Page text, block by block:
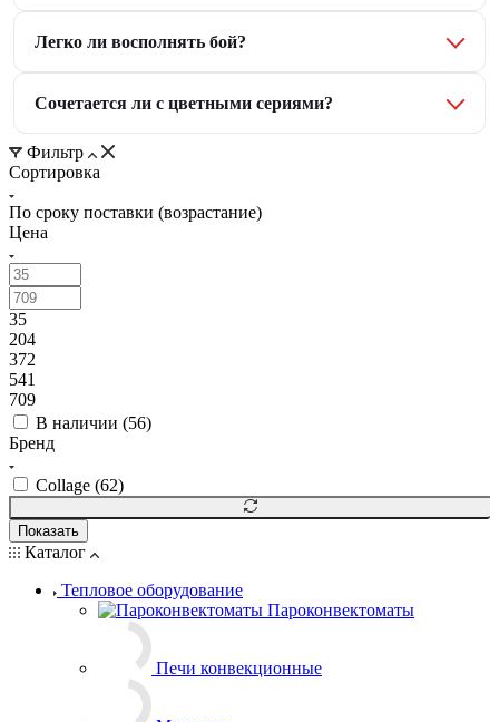
Легко ли восполнять бой?
Сочетается ли с цветными сериями?
Фильтр
Сортировка
По сроку поставки (возрастание)
Цена
35
204
372
541
709
В наличии (56)
Бренд
Collage (62)
Показать
Каталог
Тепловое оборудование
Пароконвектоматы
Печи конвекционные